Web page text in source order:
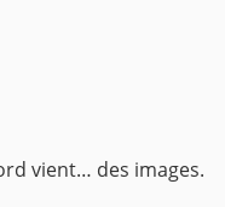
vient… des images.